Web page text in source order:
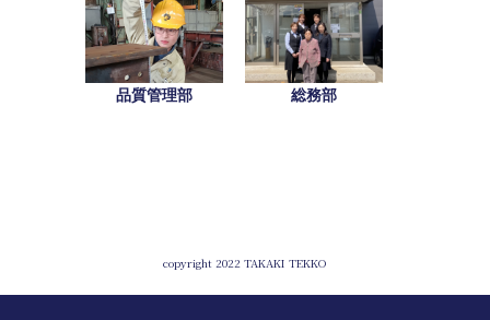
品質管理部 総務部
copyright 2022 TAKAKI TEKKO